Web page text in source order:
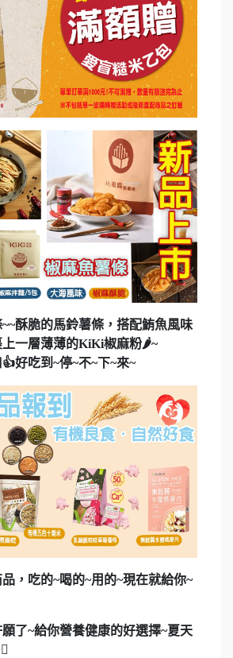
酥脆的馬鈴薯條，搭配鮪魚風味
上一層薄薄的KiKi椒麻粉🌶~
好吃到~停~不~下~來~
，吃的~喝的~用的~現在就給你~
了~給你營養健康的好選擇~夏天